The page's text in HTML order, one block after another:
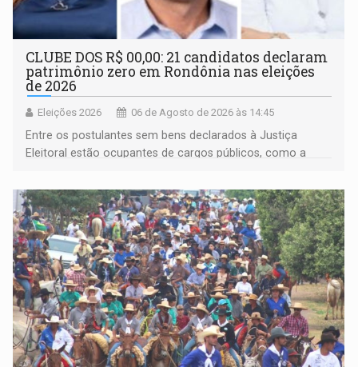
CLUBE DOS R$ 00,00: 21 candidatos declaram
patrimônio zero em Rondônia nas eleições
de 2026
Eleições 2026 06 de Agosto de 2026 às 14:45
Entre os postulantes sem bens declarados à Justiça
Eleitoral estão ocupantes de cargos públicos, como a
Pedro Geovar (PP) e a vice-prefeita Magna dos Anjos
(NOVO)